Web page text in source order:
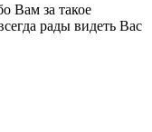
Вам за такое
рады видеть Вас